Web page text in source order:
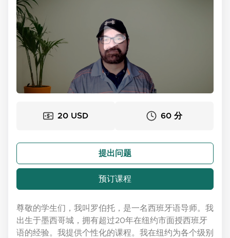
20 USD 60 分
提出问题
预订课程
尊敬的学生们，我叫罗伯托，是一名西班牙语导师。我
出生于墨西哥城，拥有超过20年在纽约市面授西班牙
语的经验。我提供个性化的课程。我在纽约为各个级别